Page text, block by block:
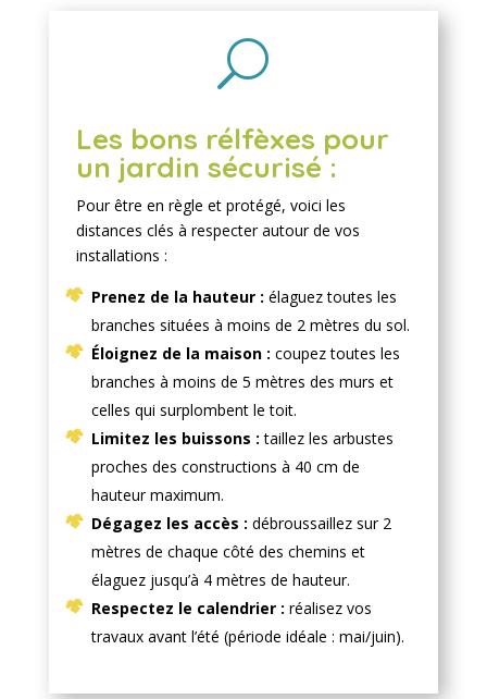
U
Les bons rélfèxes pour
un jardin sécurisé :
Pour être en règle et protégé, voici les
distances clés à respecter autour de vos
installations :
Prenez de la hauteur : élaguez toutes les
branches situées à moins de 2 mètres du sol.
Éloignez de la maison : coupez toutes les
branches à moins de 5 mètres des murs et
celles qui surplombent le toit.
Limitez les buissons : taillez les arbustes
proches des constructions à 40 cm de
hauteur maximum.
Dégagez les accès : débroussaillez sur 2
mètres de chaque côté des chemins et
élaguez jusqu’à 4 mètres de hauteur.
Respectez le calendrier : réalisez vos
travaux avant l’été (période idéale : mai/juin).